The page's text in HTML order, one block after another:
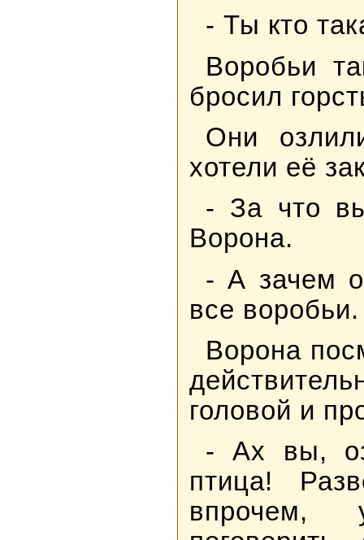
- Ты кто
Воробьи
бросил
Они
хотели её
- За что
Ворона.
- А зачем
все воробьи.
Ворона
головой и
- Ах вы,
птица!
впрочем,